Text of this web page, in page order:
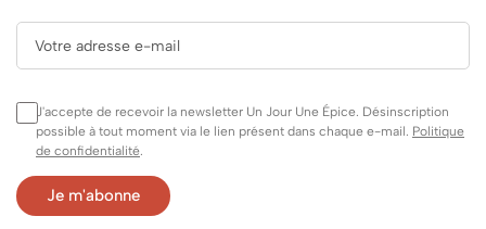
J'accepte de recevoir la newsletter Un Jour Une Épice. Désinscription
possible à tout moment via le lien présent dans chaque e-mail. Politique
de confidentialité.